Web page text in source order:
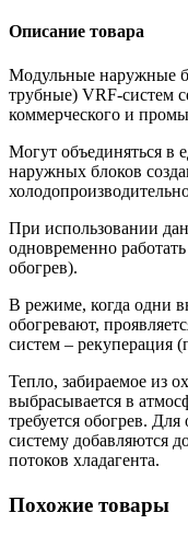
Описание товара
Модульные наружные
трубные) VRF-систем
коммерческого и
Могут объединяться в
наружных блоков
При использовании
одновременно
обогрев).
В режиме, когда одни
обогревают,
систем – рекуперация
Тепло, забираемое из
выбрасывается в
требуется обогрев.
систему добавляются
потоков хладагента.
Похожие товары